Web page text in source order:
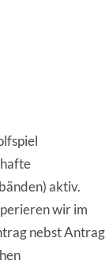
aktiv.
wir im
nebst Antrag